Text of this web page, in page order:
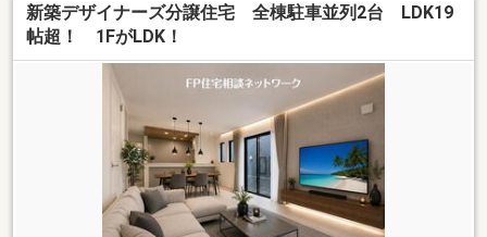
新築デザイナーズ分譲住宅 全棟駐車並列2台 LDK19
帖超！ 1FがLDK！